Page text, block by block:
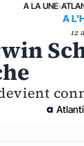
A LA UNE›
A
12